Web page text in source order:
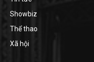
Showbiz
Thể thao
Xã hội